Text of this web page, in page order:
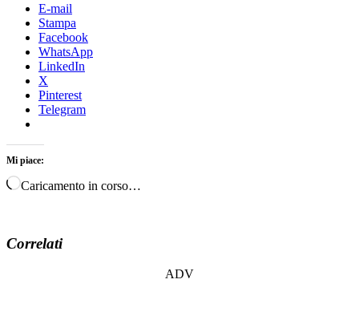
E-mail
Stampa
Facebook
WhatsApp
LinkedIn
X
Pinterest
Telegram
Mi piace:
Caricamento in corso…
Correlati
ADV